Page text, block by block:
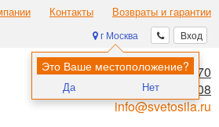
Контакты Возвраты и гарантии
Вход
г Москва
Это Ваше местоположение?
Да Нет
8 (495) 970-00-70
8 (800) 700-11-08
info@svetosila.ru